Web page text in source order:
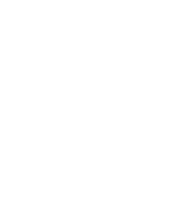
kilo-octet)